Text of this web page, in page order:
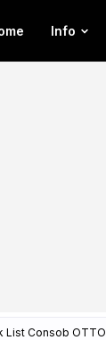
Info
List Consob